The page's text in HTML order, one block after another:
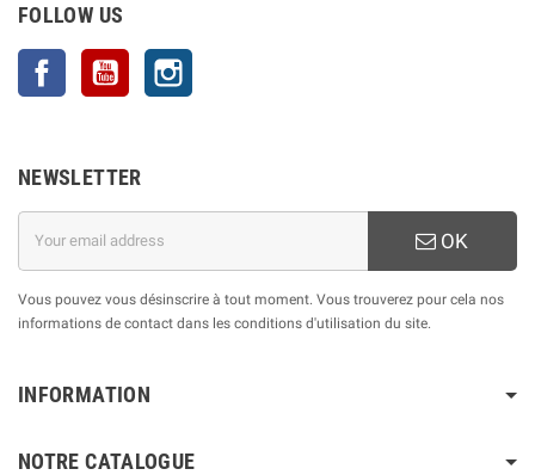
FOLLOW US
Facebook YouTube
NEWSLETTER
OK
Vous pouvez vous désinscrire à tout moment. Vous trouverez pour cela nos
informations de contact dans les conditions d'utilisation du site.
INFORMATION
NOTRE CATALOGUE